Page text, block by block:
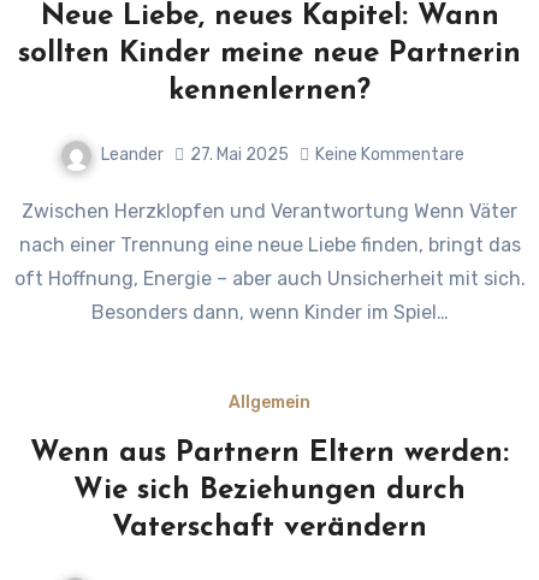
Neue Liebe, neues Kapitel: Wann
sollten Kinder meine neue Partnerin
kennenlernen?
Leander 27. Mai 2025 Keine Kommentare
Zwischen Herzklopfen und Verantwortung Wenn Väter
nach einer Trennung eine neue Liebe finden, bringt das
oft Hoffnung, Energie – aber auch Unsicherheit mit sich.
Besonders dann, wenn Kinder im Spiel…
Allgemein
Wenn aus Partnern Eltern werden:
Wie sich Beziehungen durch
Vaterschaft verändern